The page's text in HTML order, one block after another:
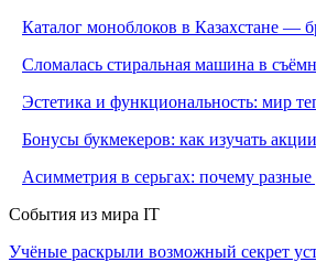
Каталог моноблоков в Казахстане —
Сломалась стиральная машина в
Эстетика и функциональность: мир
Бонусы букмекеров: как изучать
Асимметрия в серьгах: почему
События из мира IT
Учёные раскрыли возможный секрет